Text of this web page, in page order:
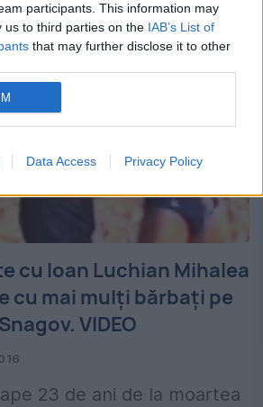
participants. This information may
us to third parties on the IAB’s List of
that may further disclose it to other
Data Access Privacy Policy
cu Ioan Luchian Mihalea
cu mai mulţi bărbaţi pe
VIDEO
23 de ani de la moartea